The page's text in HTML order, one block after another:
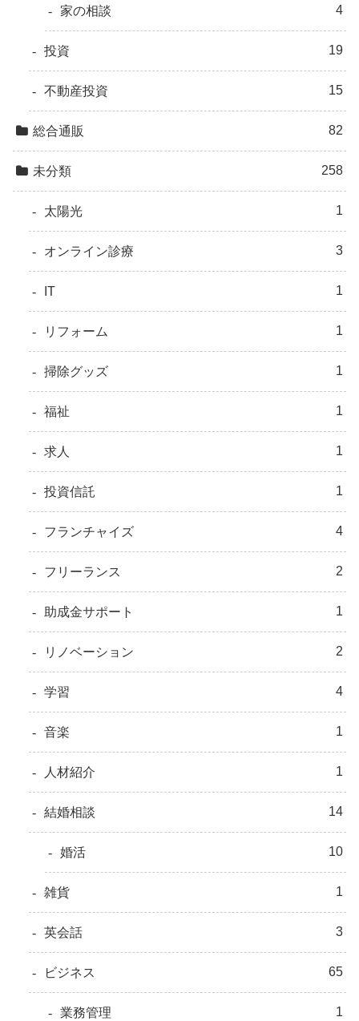
家の相談 4
投資 19
不動産投資 15
総合通販 82
未分類 258
太陽光 1
オンライン診療 3
IT 1
リフォーム 1
掃除グッズ 1
福祉 1
求人 1
投資信託 1
フランチャイズ 4
フリーランス 2
助成金サポート 1
リノベーション 2
学習 4
音楽 1
人材紹介 1
結婚相談 14
婚活 10
雑貨 1
英会話 3
ビジネス 65
業務管理 1